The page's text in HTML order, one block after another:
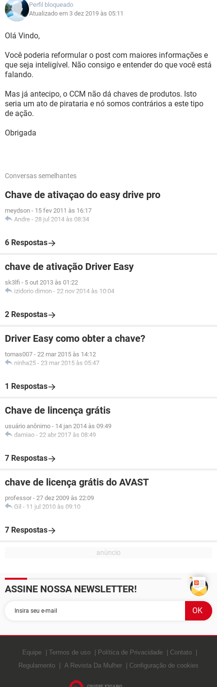
Perfil bloqueado
Atualizado em 3 dez 2019 às 05:11
Olá Vindo,
Você poderia reformular o post com maiores informações e
que seja inteligível. Não consigo e entender do que você está
falando.
Mas já antecipo, o CCM não dá chaves de produtos. Isto
seria um ato de pirataria e nó somos contrários a este tipo
de ação.
Obrigada
Conversas semelhantes
Chave de ativaçao do easy drive pro
meydson - 15 fev 2011 às 16:17
Andre - 28 jul 2014 às 08:34
6 Respostas
chave de ativação Driver Easy
sk3lfi - 5 out 2013 às 01:22
izidorio dimon - 22 nov 2014 às 10:04
2 Respostas
Driver Easy como obter a chave?
tomas007 - 22 mar 2015 às 14:12
ninha25 - 23 mar 2015 às 05:47
1 Respostas
Chave de lincença grátis
usuário anônimo - 14 jan 2014 às 09:49
damiao - 22 abr 2017 às 08:49
7 Respostas
chave de licença grátis do AVAST
professor - 27 dez 2009 às 22:09
Gil - 11 jul 2010 às 09:10
7 Respostas
ASSINE NOSSA NEWSLETTER!
Equipe Termos de uso Política de Privacidade
Contato
Regulamento
A Revista Da Mulher Configuração de cookies